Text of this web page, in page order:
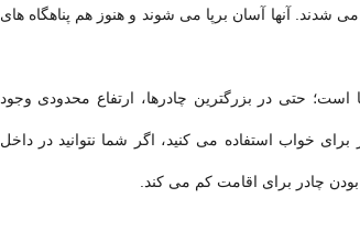
شدند. آنها آسان برپا می شوند و هنوز هم پناهگاه های
است؛ حتی در بزرگترین چادرها، ارتفاع محدودی وجود
خواب استفاده می کنید، اگر شما نتوانید در داخل
بودن چادر برای اقامت کم می کند.